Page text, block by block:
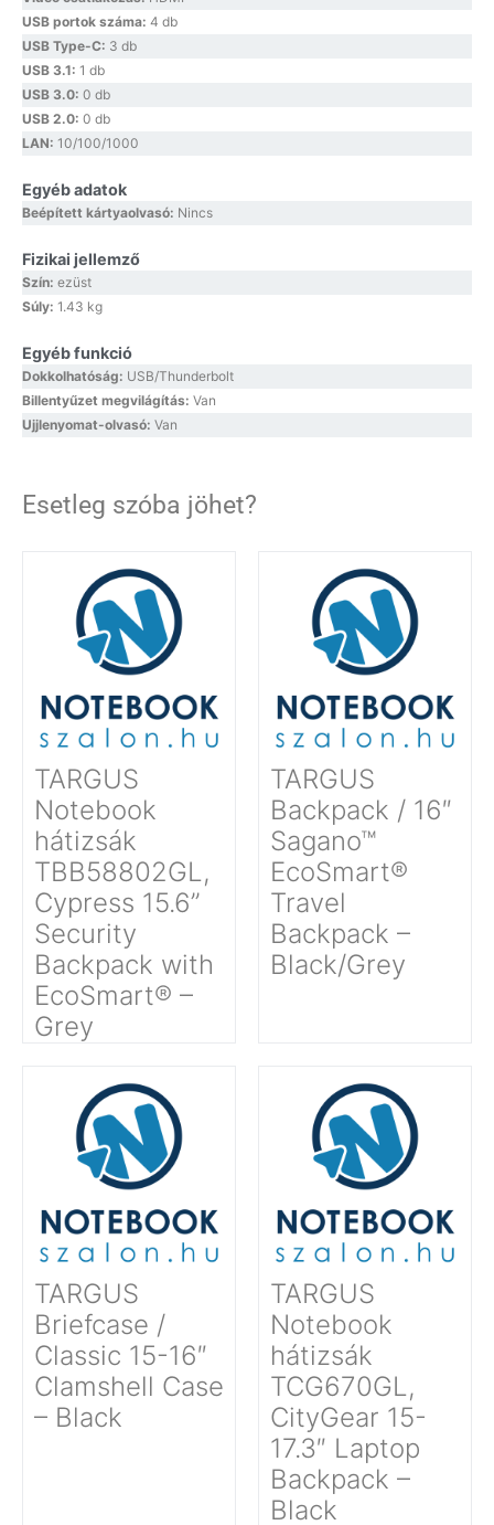
USB portok száma: 4 db
USB Type-C: 3 db
USB 3.1: 1 db
USB 3.0: 0 db
USB 2.0: 0 db
LAN: 10/100/1000
Egyéb adatok
Beépített kártyaolvasó: Nincs
Fizikai jellemző
Szín: ezüst
Súly: 1.43 kg
Egyéb funkció
Dokkolhatóság: USB/Thunderbolt
Billentyűzet megvilágítás: Van
Ujjlenyomat-olvasó: Van
Esetleg szóba jöhet?
TARGUS
Notebook
hátizsák
TBB58802GL,
Cypress 15.6”
Security
Backpack with
EcoSmart® –
Grey
TARGUS
Backpack / 16″
Sagano™
EcoSmart®
Travel
Backpack –
Black/Grey
TARGUS
Briefcase /
Classic 15-16″
Clamshell Case
– Black
TARGUS
Notebook
hátizsák
TCG670GL,
CityGear 15-
17.3″ Laptop
Backpack –
Black